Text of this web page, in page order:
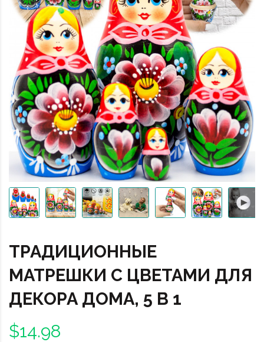
ТРАДИЦИОННЫЕ
МАТРЕШКИ С ЦВЕТАМИ ДЛЯ
ДЕКОРА ДОМА, 5 В 1
$14.98